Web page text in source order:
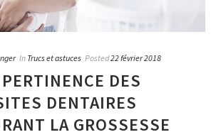
In Trucs et astuces Posted22 février 2018
DES
DENTAIRES
LA GROSSESSE